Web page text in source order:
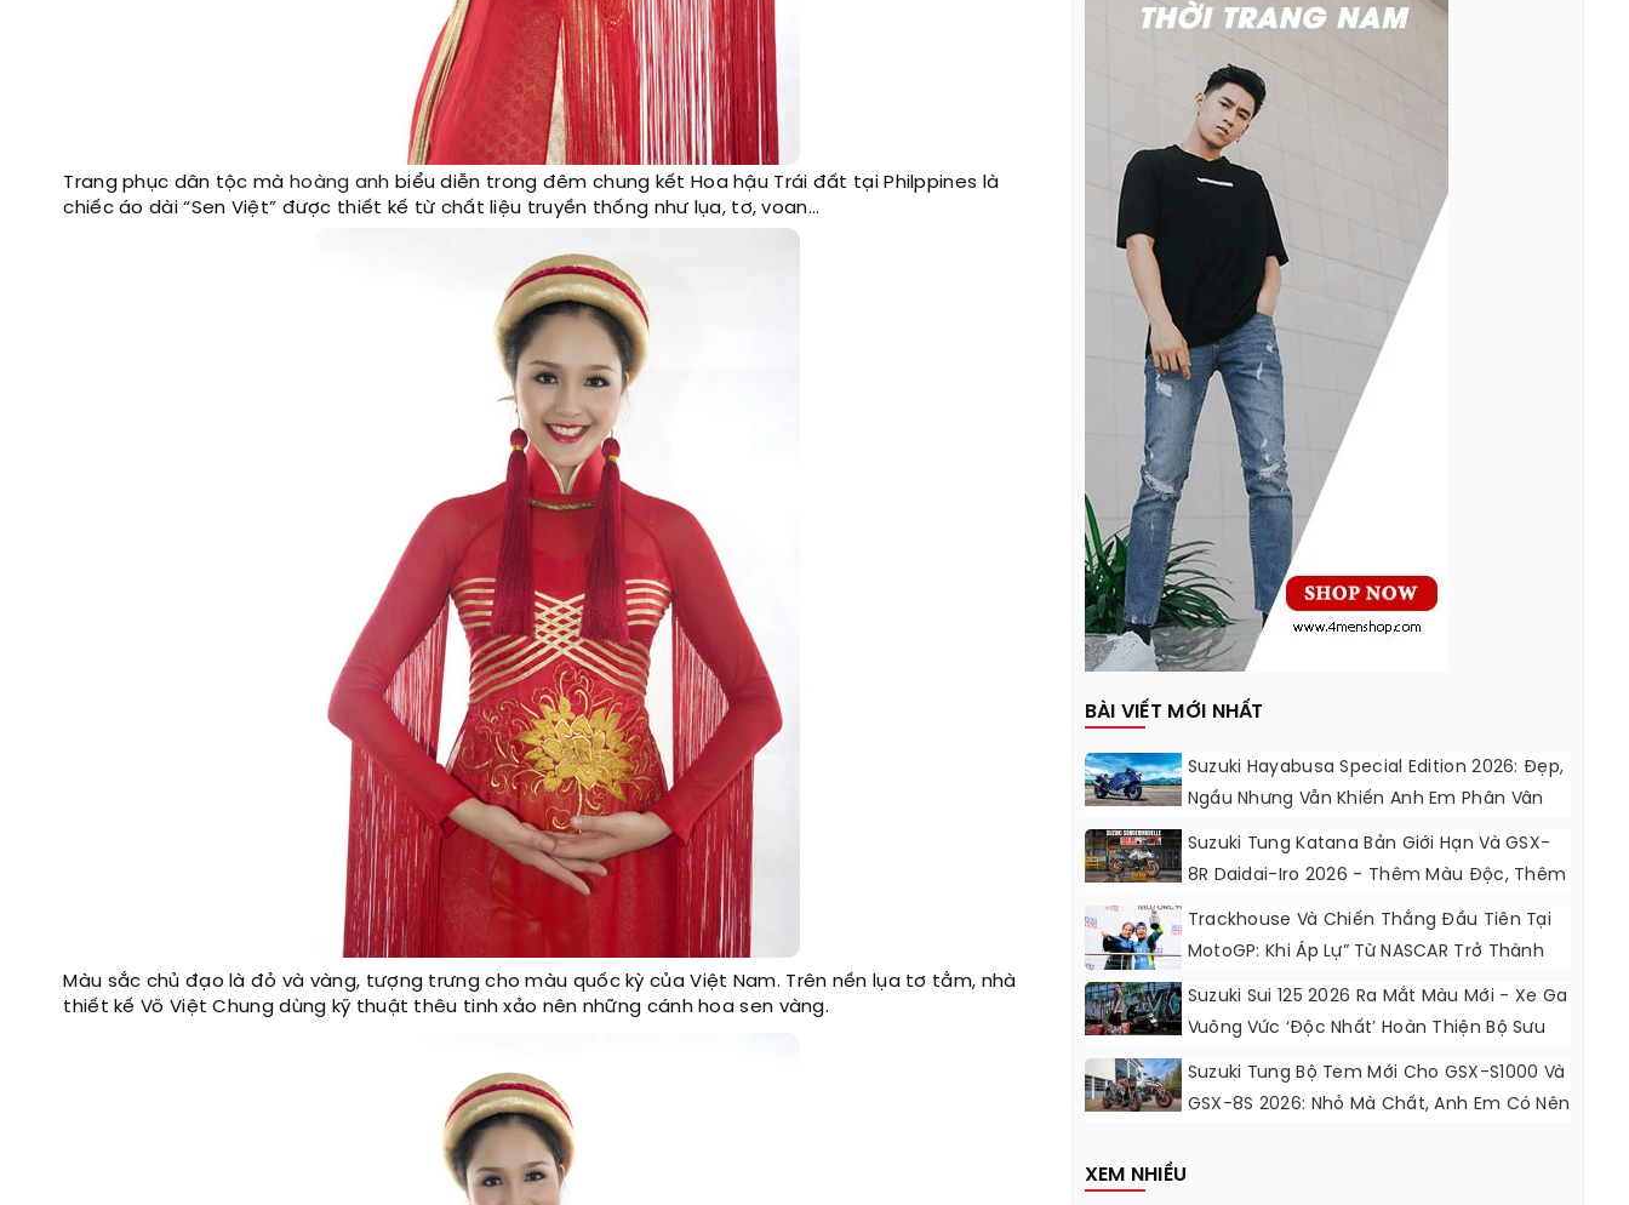
Trang phục dân tộc mà hoàng anh biểu diễn trong đêm chung kết Hoa hậu Trái đất tại Philppines là
chiếc áo dài “Sen Việt” được thiết kế từ chất liệu truyền thống như lụa, tơ, voan…
Màu sắc chủ đạo là đỏ và vàng, tượng trưng cho màu quốc kỳ của Việt Nam. Trên nền lụa tơ tằm, nhà
thiết kế Võ Việt Chung dùng kỹ thuật thêu tinh xảo nên những cánh hoa sen vàng.
BÀI VIẾT MỚI NHẤT
Suzuki Hayabusa Special Edition 2026: Đẹp,
Ngầu Nhưng Vẫn Khiến Anh Em Phân Vân
Suzuki Tung Katana Bản Giới Hạn Và GSX-
8R Daidai-Iro 2026 - Thêm Màu Độc, Thêm
Đồ Chơi, Thêm Cá Tính
Trackhouse Và Chiến Thắng Đầu Tiên Tại
MotoGP: Khi Áp Lự” Từ NASCAR Trở Thành
Động Lực Ngọt Ngào
Suzuki Sui 125 2026 Ra Mắt Màu Mới - Xe Ga
Vuông Vức ‘độc Nhất’ Hoàn Thiện Bộ Sưu
Tập 7 Sắc Cầu Vồng
Suzuki Tung Bộ Tem Mới Cho GSX-S1000 Và
GSX-8S 2026: Nhỏ Mà Chất, Anh Em Có Nên
XEM NHIỀU